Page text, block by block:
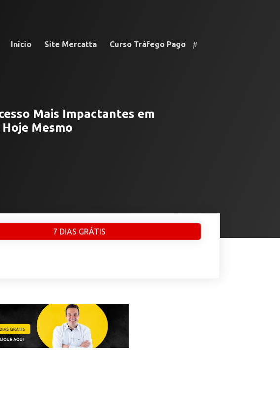
Início Site Mercatta Curso Tráfego Pago
Mais Impactantes em
Mesmo
7 DIAS GRÁTIS